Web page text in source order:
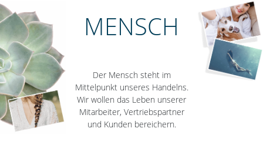
MENSCH
Der Mensch steht im
Mittelpunkt unseres Handelns.
Wir wollen das Leben unserer
Mitarbeiter, Vertriebspartner
und Kunden bereichern.